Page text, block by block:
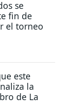
se
fin de
el torneo
este
la
de La